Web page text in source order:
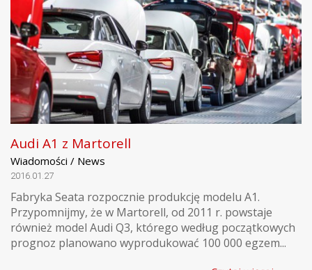
Audi A1 z Martorell
Wiadomości / News
2016.01.27
Fabryka Seata rozpocznie produkcję modelu A1.
Przypomnijmy, że w Martorell, od 2011 r. powstaje
również model Audi Q3, którego według początkowych
prognoz planowano wyprodukować 100 000 egzem...